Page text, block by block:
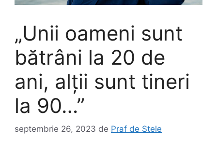
„Unii oameni sunt
bătrâni la 20 de
ani, alții sunt tineri
la 90…”
septembrie 26, 2023 de Praf de Stele